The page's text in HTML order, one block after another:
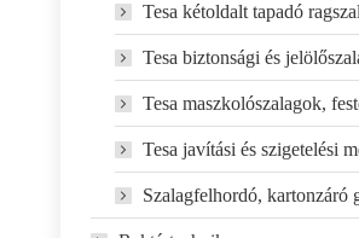
Tesa kétoldalt tapadó
Tesa biztonsági és
Tesa maszkolószalagok,
Tesa javítási és szigetelési
Szalagfelhordó, kartonzáró